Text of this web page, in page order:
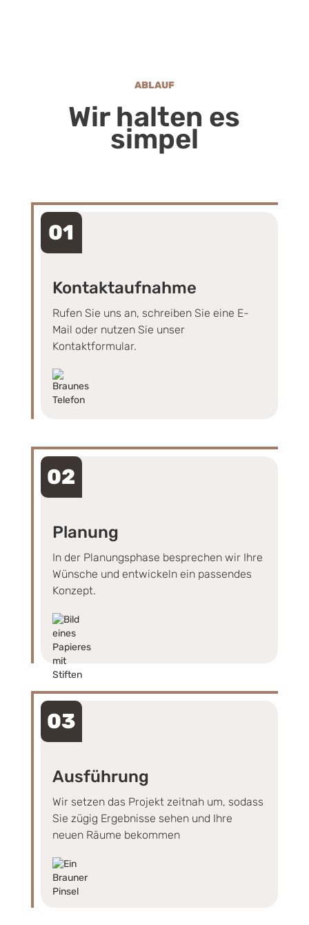
ABLAUF
Wir halten es
simpel
Kontaktaufnahme
Rufen Sie uns an, schreiben Sie eine E-
Mail oder nutzen Sie unser
Kontaktformular.
01
Planung
In der Planungsphase besprechen wir Ihre
Wünsche und entwickeln ein passendes
Konzept.
02
Ausführung
Wir setzen das Projekt zeitnah um, sodass
Sie zügig Ergebnisse sehen und Ihre
neuen Räume bekommen
03